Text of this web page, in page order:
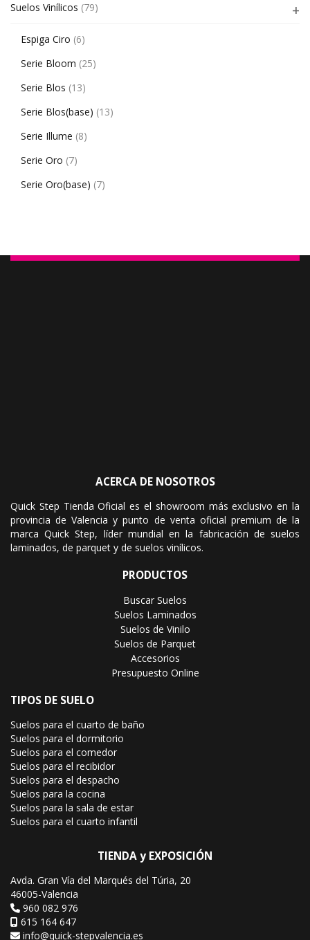
Suelos Vinílicos (79)
Espiga Ciro (6)
Serie Bloom (25)
Serie Blos (13)
Serie Blos(base) (13)
Serie Illume (8)
Serie Oro (7)
Serie Oro(base) (7)
ACERCA DE NOSOTROS
Quick Step Tienda Oficial es el showroom más exclusivo en la
provincia de Valencia y punto de venta oficial premium de la
marca Quick Step, líder mundial en la fabricación de suelos
laminados, de parquet y de suelos vinílicos.
PRODUCTOS
Buscar Suelos
Suelos Laminados
Suelos de Vinilo
Suelos de Parquet
Accesorios
Presupuesto Online
TIPOS DE SUELO
Suelos para el cuarto de baño
Suelos para el dormitorio
Suelos para el comedor
Suelos para el recibidor
Suelos para el despacho
Suelos para la cocina
Suelos para la sala de estar
Suelos para el cuarto infantil
TIENDA y EXPOSICIÓN
Avda. Gran Vía del Marqués del Túria, 20
46005-Valencia
960 082 976
615 164 647
info@quick-stepvalencia.es